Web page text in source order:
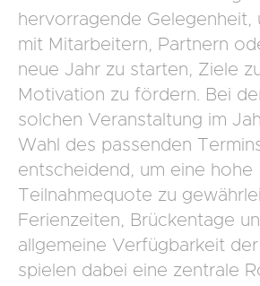
hervorragende Gelegenheit,
mit Mitarbeitern, Partnern
neue Jahr zu starten, Ziele
Motivation zu fördern. Bei
solchen Veranstaltung im
Wahl des passenden
entscheidend, um eine hohe
Teilnahmequote zu
Ferienzeiten, Brückentage
allgemeine Verfügbarkeit
spielen dabei eine zentrale